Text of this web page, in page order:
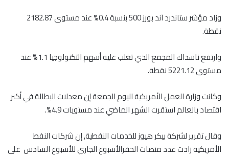
وزاد مؤشر ستاندرد آند بورز 500 بنسبة 0.4% عند مستوى 2182.87
نقطة.
وارتفع ناسداك المجمع الذي تغلب عليه أسهم التكنولوجيا 1.1% عند
مستوى 5221.12 نقطة.
وكانت وزارة العمل الأمريكية اليوم الجمعة إن معدلات البطالة في أكبر
اقتصاد بالعالم استقرت الشهر الماضي عند مستويات 4.9%.
وقال تقرير لشركة بيكر هيوز للخدمات النفطية, إن شركات النفط
الأمريكية زادت عدد منصات الحفرالأسبوع الجاري للأسبوع السادس على